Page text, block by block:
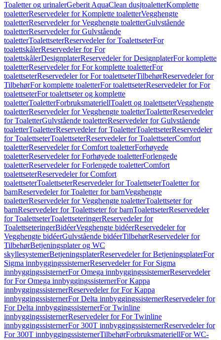
Toaletter og urinalerGeberit AquaClean dusjtoaletterKomplette
toaletterReservedeler for Komplette toaletterVegghengte
toaletterReservedeler for Vegghengte toaletterGulvstående
toaletterReservedeler for Gulvstående
toaletterToalettseterReservedeler for ToalettseterFor
toalettskålerReservedeler for For
toalettskålerDesignplaterReservedeler for DesignplaterFor komplette
toaletterReservedeler for For komplette toaletterFor
toalettseterReservedeler for For toalettseterTilbehørReservedeler for
TilbehørFor komplette toaletterFor toalettseterReservedeler for For
toalettseterFor toalettseter og komplette
toaletterToaletterForbruksmateriellToalett og toalettseterVegghengte
toaletterReservedeler for Vegghengte toaletterToaletterReservedeler
for ToaletterGulvstående toaletterReservedeler for Gulvstående
toaletterToaletterReservedeler for ToaletterToalettseterReservedeler
for ToalettseterToalettseterReservedeler for ToalettseterComfort
toaletterReservedeler for Comfort toaletterForhøyede
toaletterReservedeler for Forhøyede toaletterForlengede
toaletterReservedeler for Forlengede toaletterComfort
toalettseterReservedeler for Comfort
toalettseterToalettseterReservedeler for ToalettseterToaletter for
barnReservedeler for Toaletter for barnVegghengte
toaletterReservedeler for Vegghengte toaletterToalettseter for
barnReservedeler for Toalettseter for barnToalettseterReservedeler
for ToalettseterToalettseteringerReservedeler for
ToalettseteringerBidéerVegghengte bidéerReservedeler for
Vegghengte bidéerGulvstående bidéerTilbehørReservedeler for
TilbehørBetjeningsplater og WC
skyllesystemerBetjeningsplaterReservedeler for BetjeningsplaterFor
Sigma innbyggingssisternerReservedeler for For Sigma
innbyggingssisternerFor Omega innbyggingssisternerReservedeler
for For Omega innbyggingssisternerFor Kappa
innbyggingssisternerReservedeler for For Kappa
innbyggingssisternerFor Delta innbyggingssisternerReservedeler for
For Delta innbyggingssisternerFor Twinline
innbyggingssisternerReservedeler for For Twinline
innbyggingssisternerFor 300T innbyggingssisternerReservedeler for
For 300T innbyggingssisternerTilbehørForbruksmateriellFor WC-